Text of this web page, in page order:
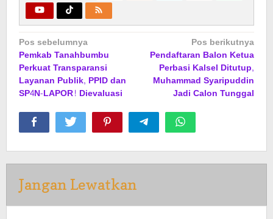
Navigasi
pos
Pos sebelumnya
Pemkab Tanahbumbu
Perkuat Transparansi
Layanan Publik, PPID dan
SP4N-LAPOR! Dievaluasi
Pos berikutnya
Pendaftaran Balon Ketua
Perbasi Kalsel Ditutup,
Muhammad Syaripuddin
Jadi Calon Tunggal
Jangan Lewatkan